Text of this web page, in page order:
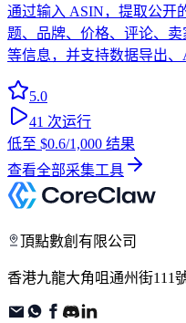
通过输入 ASIN，提取公开
题、品牌、价格、评论、
等信息，并支持数据导出、
5.0
41 次运行
低至 $0.6/1,000 结果
查看全部采集工具
頂點數創有限公司
香港九龍大角咀通州街111